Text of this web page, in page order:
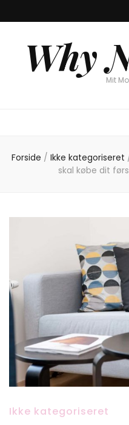
Why Mit
Forside / Ikke kategoriseret
skal købe dit
Ikke kategoriseret